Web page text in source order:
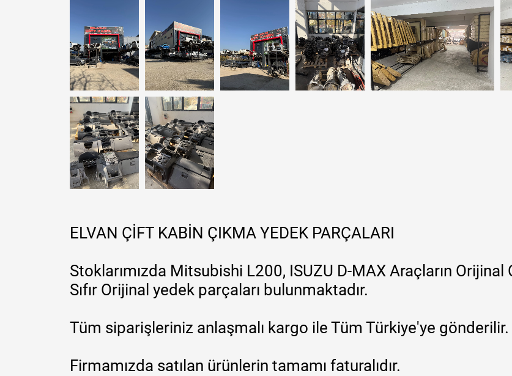
ELVAN ÇİFT KABİN ÇIKMA YEDEK PARÇALARI
Stoklarımızda Mitsubishi L200, ISUZU D-MAX Araçların Orijinal
Sıfır Orijinal yedek parçaları bulunmaktadır.
Tüm siparişleriniz anlaşmalı kargo ile Tüm Türkiye'ye gönderilir.
Firmamızda satılan ürünlerin tamamı faturalıdır.